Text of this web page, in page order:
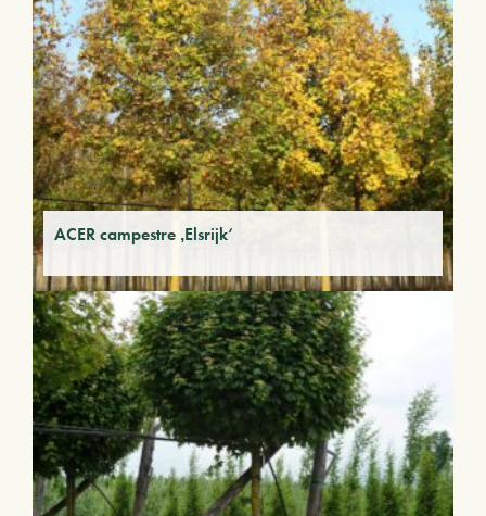
ACER campestre ‚Elsrijk‘